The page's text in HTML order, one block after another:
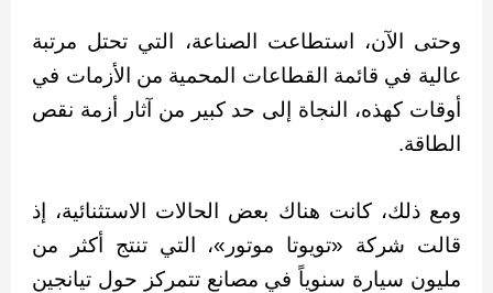
وحتى الآن، استطاعت الصناعة، التي تحتل مرتبة
عالية في قائمة القطاعات المحمية من الأزمات في
أوقات كهذه، النجاة إلى حد كبير من آثار أزمة نقص
الطاقة.
ومع ذلك، كانت هناك بعض الحالات الاستثنائية، إذ
قالت شركة «تويوتا موتور»، التي تنتج أكثر من
مليون سيارة سنوياً في مصانع تتمركز حول تيانجين